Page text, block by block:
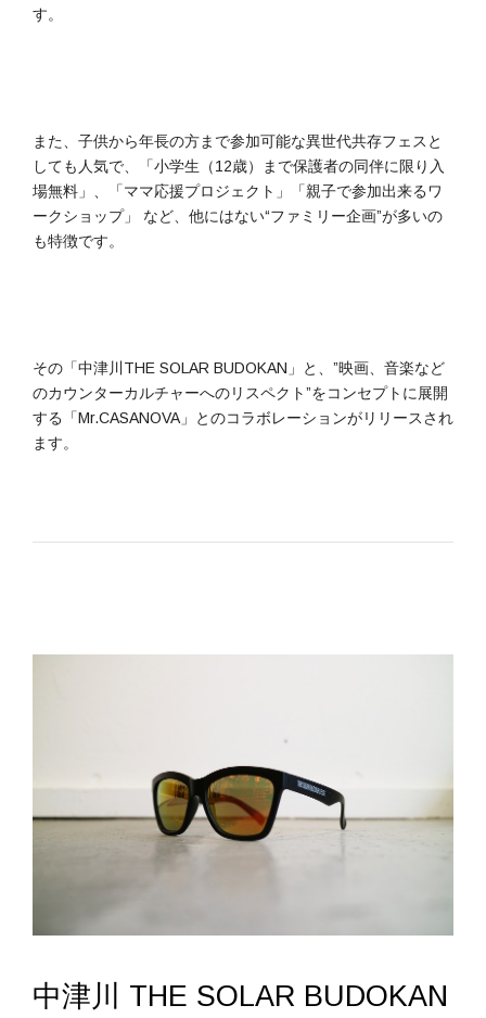
す。
また、子供から年長の方まで参加可能な異世代共存フェスと
しても人気で、「小学生（12歳）まで保護者の同伴に限り入
場無料」、「ママ応援プロジェクト」「親子で参加出来るワ
ークショップ」 など、他にはない“ファミリー企画”が多いの
も特徴です。
その「中津川THE SOLAR BUDOKAN」と、”映画、音楽など
のカウンターカルチャーへのリスペクト”をコンセプトに展開
する「Mr.CASANOVA」とのコラボレーションがリリースされ
ます。
中津川 THE SOLAR BUDOKAN